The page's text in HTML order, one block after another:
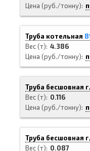
Цена (руб./тонну)
Труба котельная
Вес (т) 4.386
Цена (руб./тонну)
Труба бесшовная
Вес (т)
0.116
Цена (руб./тонну)
Труба бесшовная
Вес (т)
0.087